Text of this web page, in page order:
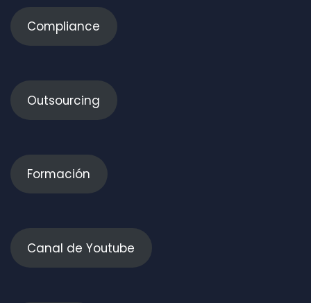
Compliance
Outsourcing
Formación
Canal de Youtube